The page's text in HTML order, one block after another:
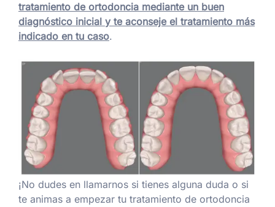
tratamiento de ortodoncia mediante un buen
diagnóstico inicial y te aconseje el tratamiento más
indicado en tu caso.
¡No dudes en llamarnos si tienes alguna duda o si
te animas a empezar tu tratamiento de ortodoncia